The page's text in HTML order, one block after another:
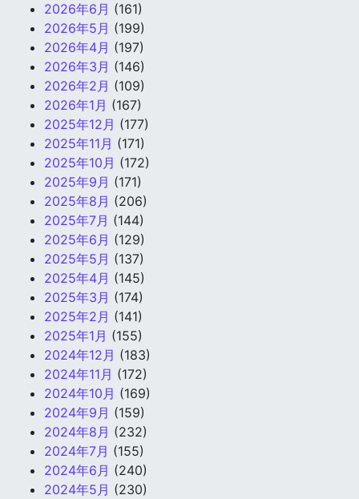
2026年6月 (161)
2026年5月 (199)
2026年4月 (197)
2026年3月 (146)
2026年2月 (109)
2026年1月 (167)
2025年12月 (177)
2025年11月 (171)
2025年10月 (172)
2025年9月 (171)
2025年8月 (206)
2025年7月 (144)
2025年6月 (129)
2025年5月 (137)
2025年4月 (145)
2025年3月 (174)
2025年2月 (141)
2025年1月 (155)
2024年12月 (183)
2024年11月 (172)
2024年10月 (169)
2024年9月 (159)
2024年8月 (232)
2024年7月 (155)
2024年6月 (240)
2024年5月 (230)